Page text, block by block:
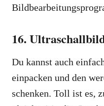
16.
Du kannst auch
einpacken und den
schenken. Toll ist es,